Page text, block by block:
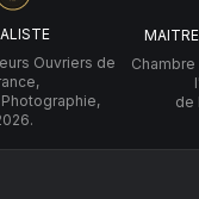
de
Ouvriers de